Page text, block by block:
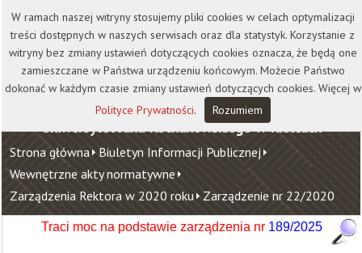
Kontakt Biblioteka
Wydawnictwo
Wirtualna Uczelnia
Uniwersytet Jana Kochanowskiego w Kielcach
Strona główna Biuletyn Informacji Publicznej
Wewnętrzne akty normatywne
Zarządzenia Rektora w 2020 roku Zarządzenie nr 22/2020
Traci moc na podstawie zarządzenia nr 189/2025
W ramach naszej witryny stosujemy pliki cookies w celach optymalizacji
treści dostępnych w naszych serwisach oraz dla statystyk. Korzystanie z
witryny bez zmiany ustawień dotyczących cookies oznacza, że będą one
zamieszczane w Państwa urządzeniu końcowym. Możecie Państwo
dokonać w każdym czasie zmiany ustawień dotyczących cookies. Więcej w
Polityce Prywatności. Rozumiem